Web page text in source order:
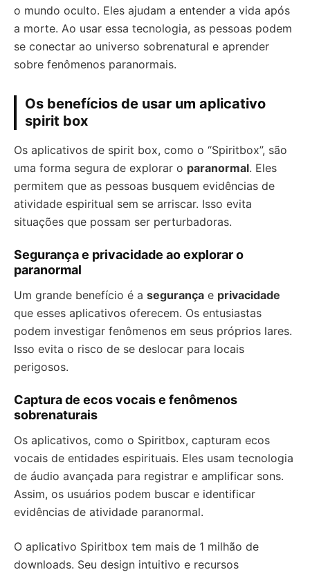
o mundo oculto. Eles ajudam a entender a vida após
a morte. Ao usar essa tecnologia, as pessoas podem
se conectar ao universo sobrenatural e aprender
sobre fenômenos paranormais.
Os benefícios de usar um aplicativo
spirit box
Os aplicativos de spirit box, como o “Spiritbox”, são
uma forma segura de explorar o paranormal. Eles
permitem que as pessoas busquem evidências de
atividade espiritual sem se arriscar. Isso evita
situações que possam ser perturbadoras.
Segurança e privacidade ao explorar o
paranormal
Um grande benefício é a segurança e privacidade
que esses aplicativos oferecem. Os entusiastas
podem investigar fenômenos em seus próprios lares.
Isso evita o risco de se deslocar para locais
perigosos.
Captura de ecos vocais e fenômenos
sobrenaturais
Os aplicativos, como o Spiritbox, capturam ecos
vocais de entidades espirituais. Eles usam tecnologia
de áudio avançada para registrar e amplificar sons.
Assim, os usuários podem buscar e identificar
evidências de atividade paranormal.
O aplicativo Spiritbox tem mais de 1 milhão de
downloads. Seu design intuitivo e recursos